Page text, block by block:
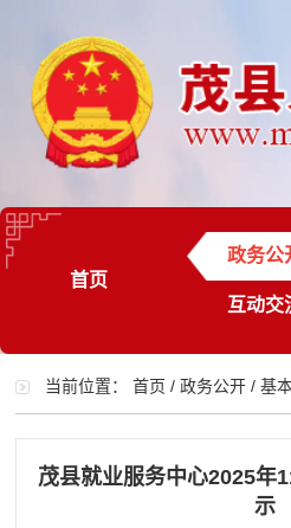
首页
政务公
互动交
当前位置：首页 /政务公开 /基
茂县就业服务中心2025年
示